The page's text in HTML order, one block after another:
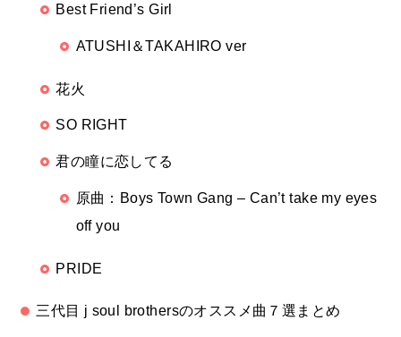
Best Friend’s Girl
ATUSHI＆TAKAHIRO ver
花火
SO RIGHT
君の瞳に恋してる
原曲：Boys Town Gang – Can’t take my eyes
off you
PRIDE
三代目 j soul brothersのオススメ曲７選まとめ